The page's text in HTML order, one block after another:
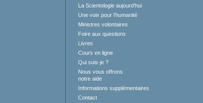
La Scientologie aujourd’hui
Une voix pour l’humanité
Ministres volontaires
Foire aux questions
Livres
Cours en ligne
Qui suis-je ?
Nous vous offrons
notre aide
Informations supplémentaires
Contact